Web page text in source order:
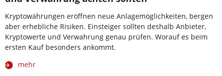
Kryptowährungen eröffnen neue Anlagemöglichkeiten, bergen
aber erhebliche Risiken. Einsteiger sollten deshalb Anbieter,
Kryptowerte und Verwahrung genau prüfen. Worauf es beim
ersten Kauf besonders ankommt.
mehr